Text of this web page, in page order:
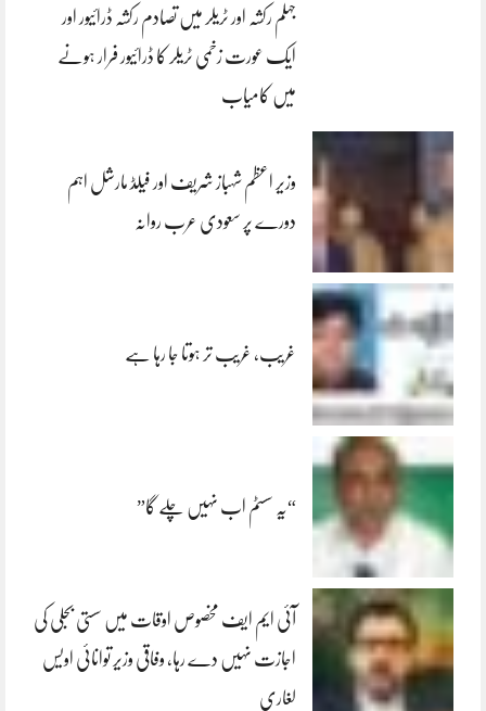
جہلم رکشہ اور ٹریلر میں تصادم رکشہ ڈرائیور اور
ایک عورت زخمی ٹریلر کا ڈرائیور فرار ہونے
میں کامیاب
وزیر اعظم شہباز شریف اور فیلڈ مارشل اہم
دورے پر سعودی عرب روانہ
غریب، غریب تر ہوتا جا رہا ہے
“یہ سسٹم اب نہیں چلے گا”
آئی ایم ایف مخصوص اوقات میں سستی بجلی کی
اجازت نہیں دے رہا، وفاقی وزیر توانائی اویس
لغاری